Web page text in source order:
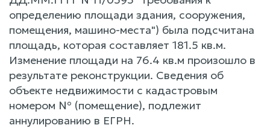
определению площади здания, сооружения,
помещения, машино-места") была подсчитана
площадь, которая составляет 181.5 кв.м.
Изменение площади на 76.4 кв.м произошло в
результате реконструкции. Сведения об
объекте недвижимости с кадастровым
номером № (помещение), подлежит
аннулированию в ЕГРН.